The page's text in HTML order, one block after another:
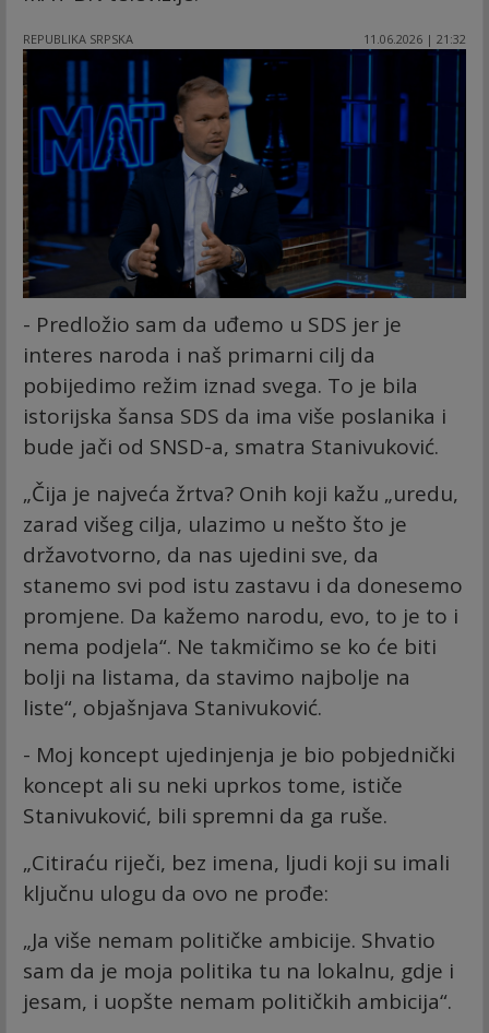
REPUBLIKA SRPSKA 11.06.2026 | 21:32
- Predložio sam da uđemo u SDS jer je
interes naroda i naš primarni cilj da
pobijedimo režim iznad svega. To je bila
istorijska šansa SDS da ima više poslanika i
bude jači od SNSD-a, smatra Stanivuković.
„Čija je najveća žrtva? Onih koji kažu „uredu,
zarad višeg cilja, ulazimo u nešto što je
državotvorno, da nas ujedini sve, da
stanemo svi pod istu zastavu i da donesemo
promjene. Da kažemo narodu, evo, to je to i
nema podjela“. Ne takmičimo se ko će biti
bolji na listama, da stavimo najbolje na
liste“, objašnjava Stanivuković.
- Moj koncept ujedinjenja je bio pobjednički
koncept ali su neki uprkos tome, ističe
Stanivuković, bili spremni da ga ruše.
„Citiraću riječi, bez imena, ljudi koji su imali
ključnu ulogu da ovo ne prođe:
„Ja više nemam političke ambicije. Shvatio
sam da je moja politika tu na lokalnu, gdje i
jesam, i uopšte nemam političkih ambicija“.